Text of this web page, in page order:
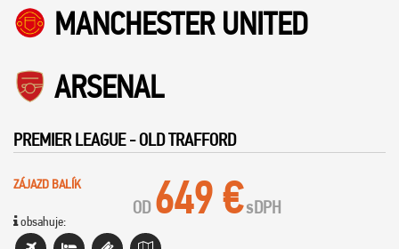
MANCHESTER UNITED
ARSENAL
PREMIER LEAGUE - OLD TRAFFORD
ZÁJAZD BALÍK
obsahuje:
OD 649 €sDPH